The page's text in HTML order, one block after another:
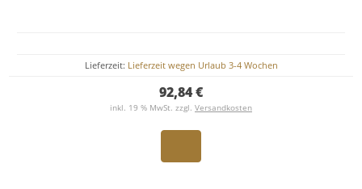
Lieferzeit: Lieferzeit wegen Urlaub 3-4 Wochen
92,84 €
inkl. 19 % MwSt. zzgl. Versandkosten